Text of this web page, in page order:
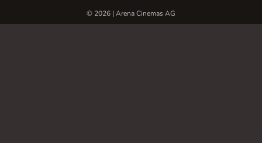
© 2026 | Arena Cinemas AG